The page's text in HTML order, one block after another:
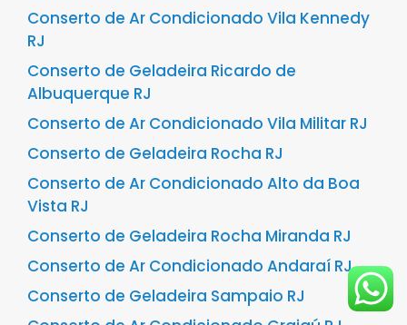
Conserto de Ar Condicionado Vila Kennedy
RJ
Conserto de Geladeira Ricardo de
Albuquerque RJ
Conserto de Ar Condicionado Vila Militar RJ
Conserto de Geladeira Rocha RJ
Conserto de Ar Condicionado Alto da Boa
Vista RJ
Conserto de Geladeira Rocha Miranda RJ
Conserto de Ar Condicionado Andaraí RJ
Conserto de Geladeira Sampaio RJ